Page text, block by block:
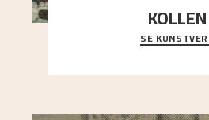
KOLLEN
Et ruvende fjell dominerer
sterk kontrast til det spinkle
SE